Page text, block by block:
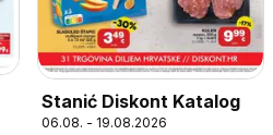
Stanić Diskont Katalog
06.08. - 19.08.2026